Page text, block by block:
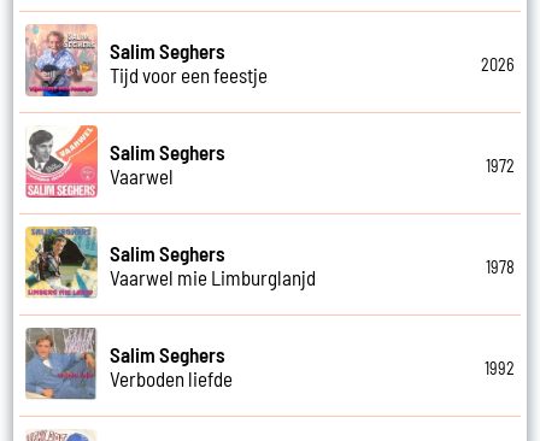
Salim Seghers
Tijd voor een feestje
2026
Salim Seghers
Vaarwel
1972
Salim Seghers
Vaarwel mie Limburglanjd
1978
Salim Seghers
Verboden liefde
1992